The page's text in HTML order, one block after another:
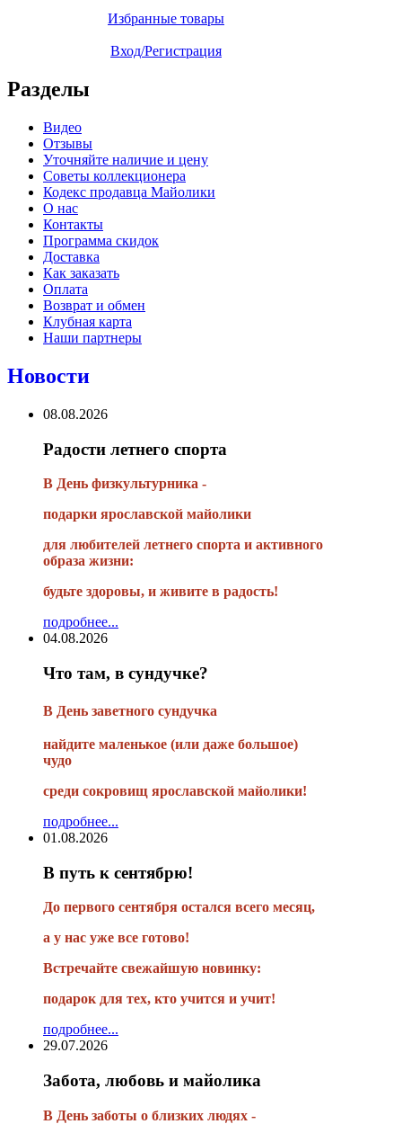
Избранные товары
Вход/Регистрация
Разделы
Видео
Отзывы
Уточняйте наличие и цену
Советы коллекционера
Кодекс продавца Майолики
О нас
Контакты
Программа скидок
Доставка
Как заказать
Оплата
Возврат и обмен
Клубная карта
Наши партнеры
Новости
08.08.2026
Радости летнего спорта
В День физкультурника -
подарки ярославской майолики
для любителей летнего спорта и активного
образа жизни:
будьте здоровы, и живите в радость!
подробнее...
04.08.2026
Что там, в сундучке?
В День заветного сундучка
найдите маленькое (или даже большое)
чудо
среди сокровищ ярославской майолики!
подробнее...
01.08.2026
В путь к сентябрю!
До первого сентября остался всего месяц,
а у нас уже все готово!
Встречайте свежайшую новинку:
подарок для тех, кто учится и учит!
подробнее...
29.07.2026
Забота, любовь и майолика
В День заботы о близких людях -